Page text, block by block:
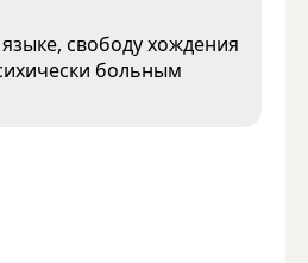
свободу хождения
больным